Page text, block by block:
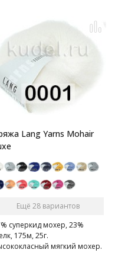
Lang Yarns Mohair
Ещё 28 вариантов
суперкид мохер, 23%
175м, 25г.
мягкий мохер.